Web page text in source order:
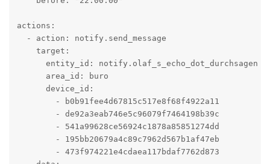
actions:
  - action: notify.send_message
    target:
      entity_id: notify.olaf_s_echo_dot_durchsagen
      area_id: buro
      device_id:
        - b0b91fee4d67815c517e8f68f4922a11
        - de92a3eab746e5c96079f7464198b39c
        - 541a99628ce56924c1878a85851274dd
        - 195bb20679a4c89c7962d567b1af47eb
        - 473f974221e4cdaea117bdaf7762d873